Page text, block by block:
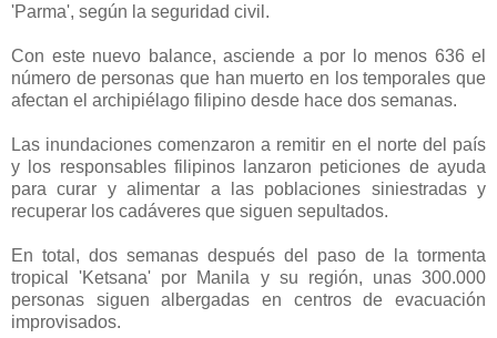
'Parma', según la seguridad civil.
Con este nuevo balance, asciende a por lo menos 636 el
número de personas que han muerto en los temporales que
afectan el archipiélago filipino desde hace dos semanas.
Las inundaciones comenzaron a remitir en el norte del país
y los responsables filipinos lanzaron peticiones de ayuda
para curar y alimentar a las poblaciones siniestradas y
recuperar los cadáveres que siguen sepultados.
En total, dos semanas después del paso de la tormenta
tropical 'Ketsana' por Manila y su región, unas 300.000
personas siguen albergadas en centros de evacuación
improvisados.